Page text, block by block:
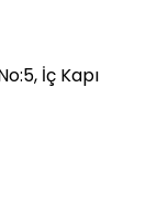
İç Kapı